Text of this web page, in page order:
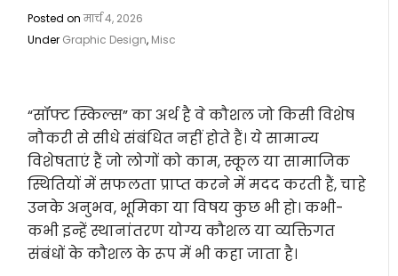
Posted onमार्च 4, 2026
Under Graphic Design, Misc
“सॉफ्ट स्किल्स” का अर्थ है वे कौशल जो किसी विशेष
नौकरी से सीधे संबंधित नहीं होते हैं। ये सामान्य
विशेषताएं हैं जो लोगों को काम, स्कूल या सामाजिक
स्थितियों में सफलता प्राप्त करने में मदद करती हैं, चाहे
उनके अनुभव, भूमिका या विषय कुछ भी हो। कभी-
कभी इन्हें स्थानांतरण योग्य कौशल या व्यक्तिगत
संबंधों के कौशल के रूप में भी कहा जाता है।